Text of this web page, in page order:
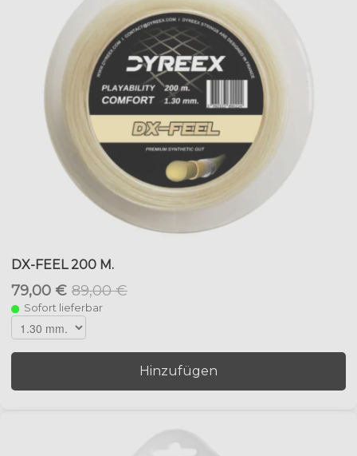
DX-FEEL 200 M.
79,00 € 89,00 €
Sofort lieferbar
Hinzufügen